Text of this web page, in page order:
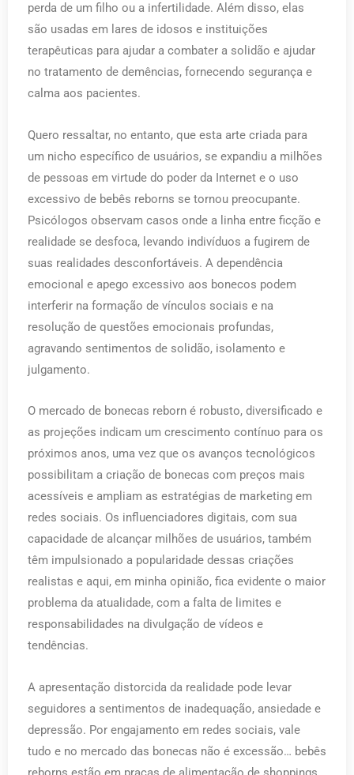
perda de um filho ou a infertilidade. Além disso, elas
são usadas em lares de idosos e instituições
terapêuticas para ajudar a combater a solidão e ajudar
no tratamento de demências, fornecendo segurança e
calma aos pacientes.
Quero ressaltar, no entanto, que esta arte criada para
um nicho específico de usuários, se expandiu a milhões
de pessoas em virtude do poder da Internet e o uso
excessivo de bebês reborns se tornou preocupante.
Psicólogos observam casos onde a linha entre ficção e
realidade se desfoca, levando indivíduos a fugirem de
suas realidades desconfortáveis. A dependência
emocional e apego excessivo aos bonecos podem
interferir na formação de vínculos sociais e na
resolução de questões emocionais profundas,
agravando sentimentos de solidão, isolamento e
julgamento.
O mercado de bonecas reborn é robusto, diversificado e
as projeções indicam um crescimento contínuo para os
próximos anos, uma vez que os avanços tecnológicos
possibilitam a criação de bonecas com preços mais
acessíveis e ampliam as estratégias de marketing em
redes sociais. Os influenciadores digitais, com sua
capacidade de alcançar milhões de usuários, também
têm impulsionado a popularidade dessas criações
realistas e aqui, em minha opinião, fica evidente o maior
problema da atualidade, com a falta de limites e
responsabilidades na divulgação de vídeos e
tendências.
A apresentação distorcida da realidade pode levar
seguidores a sentimentos de inadequação, ansiedade e
depressão. Por engajamento em redes sociais, vale
tudo e no mercado das bonecas não é excessão… bebês